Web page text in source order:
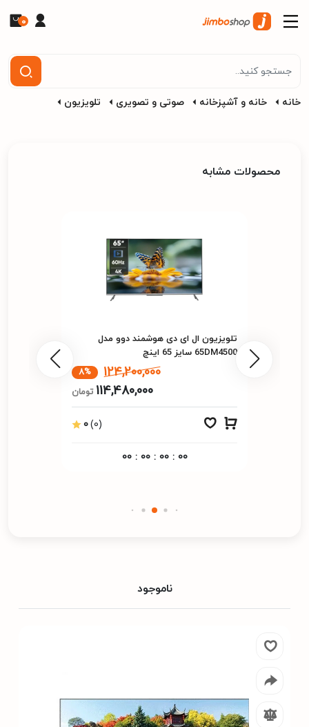
0
خانه خانه و آشپزخانه صوتی و تصویری تلویزیون
محصولات مشابه
تلویزیون ال ای دی هوشمند دوو مدل
65DM4500 سایز 65 اینچ
124,200,000
8%
114,480,000 تومان
0(0)
00 : 00 : 00 : 00
ناموجود